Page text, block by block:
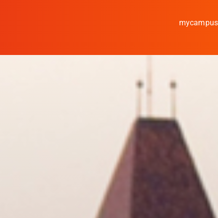
mycampus
Studieren
Forschen
Hochschule Coburg
Regionalentwicklung
Entdecke die Region